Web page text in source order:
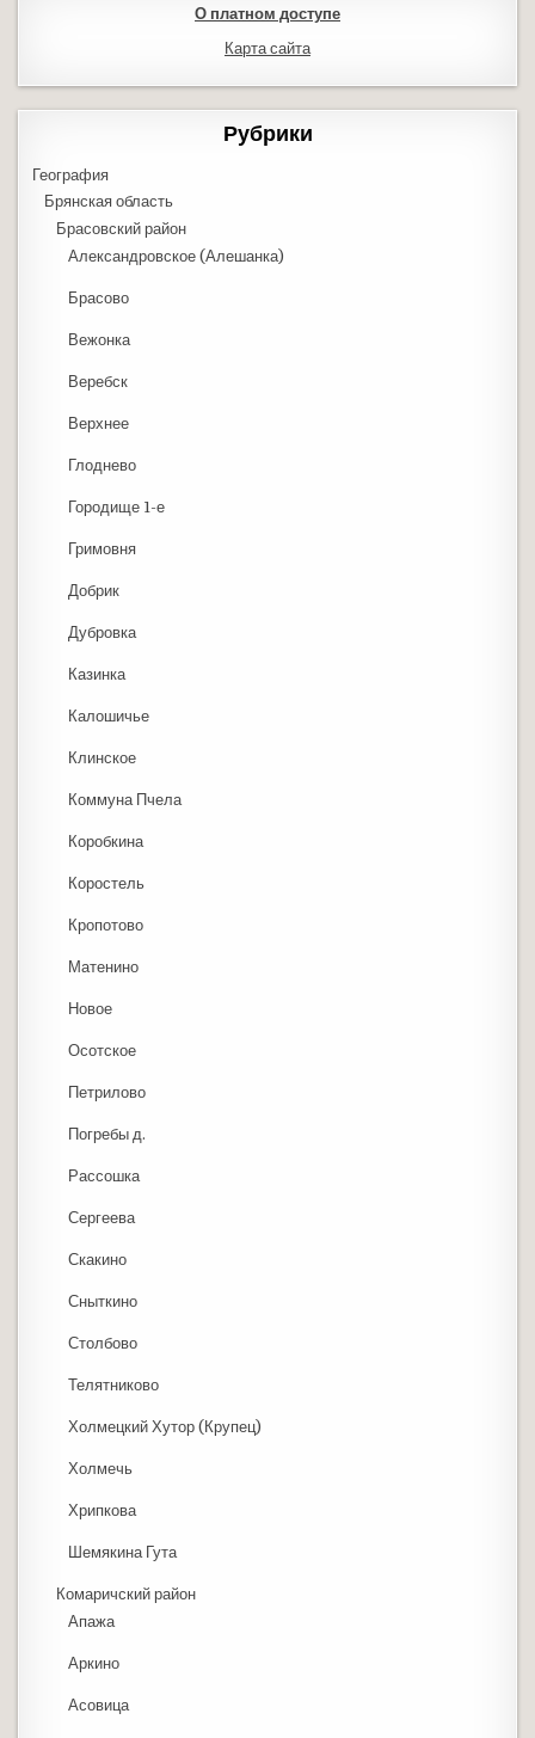
О платном доступе
Карта сайта
Рубрики
География
Брянская область
Брасовский район
Александровское (Алешанка)
Брасово
Вежонка
Веребск
Верхнее
Глоднево
Городище 1-е
Гримовня
Добрик
Дубровка
Казинка
Калошичье
Клинское
Коммуна Пчела
Коробкина
Коростель
Кропотово
Матенино
Новое
Осотское
Петрилово
Погребы д.
Рассошка
Сергеева
Скакино
Сныткино
Столбово
Телятниково
Холмецкий Хутор (Крупец)
Холмечь
Хрипкова
Шемякина Гута
Комаричский район
Апажа
Аркино
Асовица